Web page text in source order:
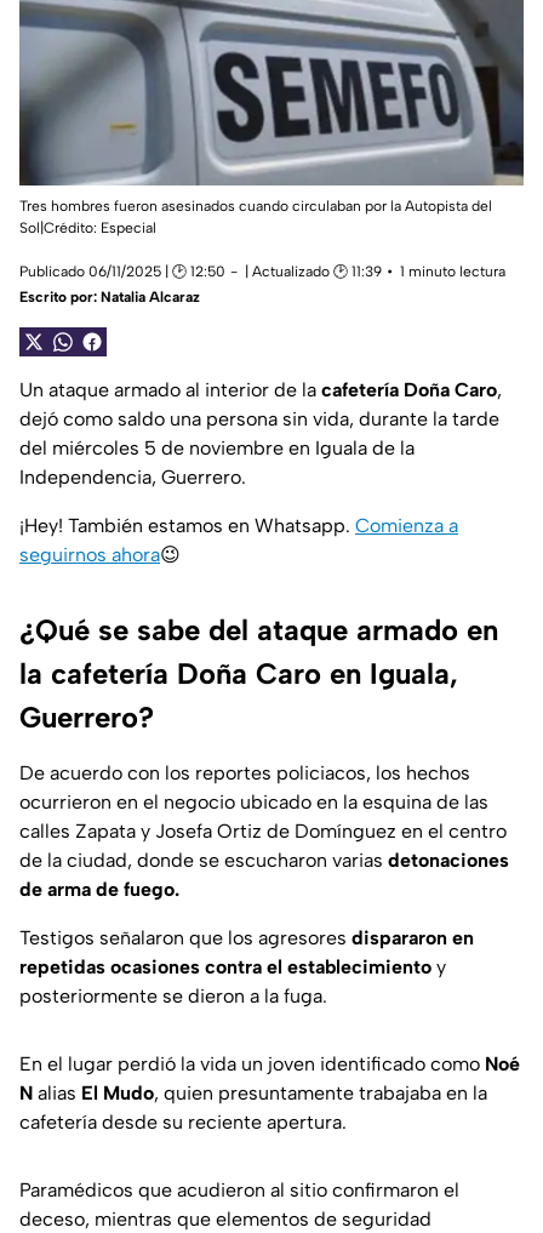
Tres hombres fueron asesinados cuando circulaban por la Autopista del
Sol|Crédito: Especial
Publicado 06/11/2025 | 🕑 12:50 | Actualizado 🕑 11:39
1 minuto lectura
Escrito por: Natalia Alcaraz
Un ataque armado al interior de la cafetería Doña Caro,
dejó como saldo una persona sin vida, durante la tarde
del miércoles 5 de noviembre en Iguala de la
Independencia, Guerrero.
¡Hey! También estamos en Whatsapp. Comienza a
seguirnos ahora😉
¿Qué se sabe del ataque armado en
la cafetería Doña Caro en Iguala,
Guerrero?
De acuerdo con los reportes policiacos, los hechos
ocurrieron en el negocio ubicado en la esquina de las
calles Zapata y Josefa Ortiz de Domínguez en el centro
de la ciudad, donde se escucharon varias detonaciones
de arma de fuego.
Testigos señalaron que los agresores dispararon en
repetidas ocasiones contra el establecimiento y
posteriormente se dieron a la fuga.
En el lugar perdió la vida un joven identificado como Noé
N alias El Mudo, quien presuntamente trabajaba en la
cafetería desde su reciente apertura.
Paramédicos que acudieron al sitio confirmaron el
deceso, mientras que elementos de seguridad